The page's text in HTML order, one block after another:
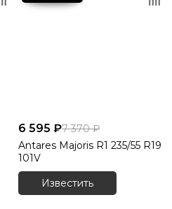
6 595 ₽7 370 ₽
Antares Majoris R1 235/55 R19
101V
Известить